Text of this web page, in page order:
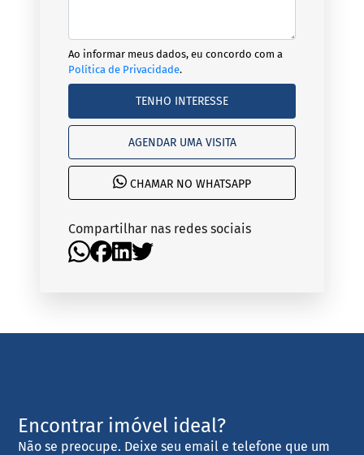
Ao informar meus dados, eu concordo com a
Política de Privacidade.
TENHO INTERESSE
AGENDAR UMA VISITA
CHAMAR NO WHATSAPP
Compartilhar nas redes sociais
Encontrar imóvel ideal?
Não se preocupe. Deixe seu email e telefone que um